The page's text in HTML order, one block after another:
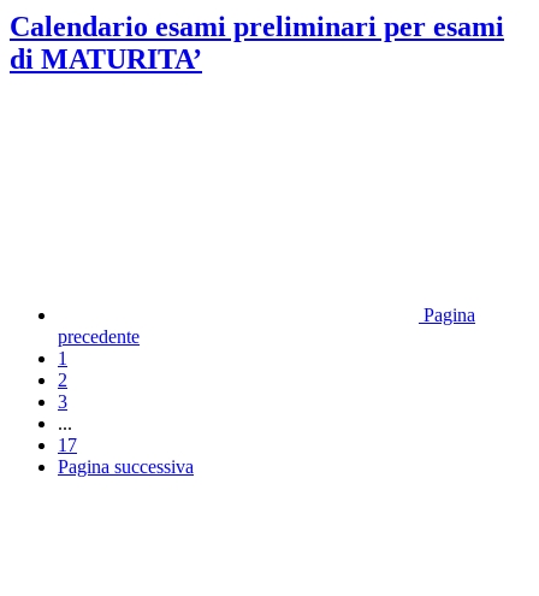
Calendario esami preliminari per esami
di MATURITA’
Pagina
precedente
1
2
3
...
17
Pagina successiva